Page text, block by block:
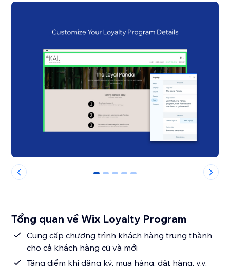
0 1 2 3 4
Tổng quan về Wix Loyalty Program
Cung cấp chương trình khách hàng trung thành
cho cả khách hàng cũ và mới
Tặng điểm khi đăng ký, mua hàng, đặt hàng, v.v.